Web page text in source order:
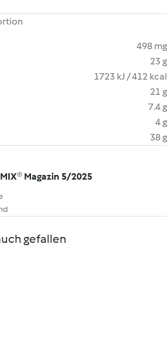
498 mg
23 g
1723 kJ / 412 kcal
21 g
7.4 g
4 g
38 g
Magazin 5/2025
gefallen